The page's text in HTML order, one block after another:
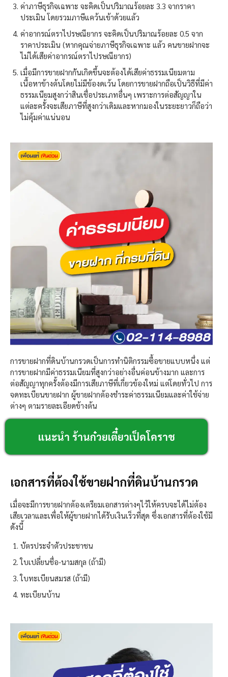
ค่าภาษีธุรกิจเฉพาะ จะคิดเป็นปริมาณร้อยละ 3.3 จากราคา
ประเมิน โดยรวมภาษีแคว้นเข้าด้วยแล้ว
ค่าอากรณ์ตราไปรษณียากร จะคิดเป็นปริมาณร้อยละ 0.5 จาก
ราคาประเมิน (หากคุณจ่ายภาษีธุรกิจเฉพาะ แล้ว คนขายฝากจะ
ไม่ได้เสียค่าอากรณ์ตราไปรษณียากร)
เมื่อมีการขายฝากกันเกิดขึ้นจะต้องได้เสียค่าธรรมเนียมตาม
เนื้อหาข้างต้นโดยไม่มีข้องดเว้น โดยการขายฝากถือเป็นวิธีที่มีค่า
ธรรมเนียมสูงกว่าสินเชื่อประเภทอื่นๆ เพราะการต่อสัญญาใน
แต่ละครั้งจะเสียภาษีที่สูงกว่าเดิมและหากมองในระยะยาวก็ถือว่า
ไม่คุ้มค่าแน่นอน
การขายฝากที่ดินบ้านกรวดเป็นการทำนิติกรรมซื้อขายแบบหนึ่ง แต่
การขายฝากมีค่าธรรมเนียมที่สูงกว่าอย่างอื่นค่อนข้างมาก และการ
ต่อสัญญาทุกครั้งต้องมีการเสียภาษีที่เกี่ยวข้องใหม่ แต่โดยทั่วไป การ
จดทะเบียนขายฝาก ผู้ขายฝากต้องชำระค่าธรรมเนียมและค่าใช้จ่าย
ต่างๆ ตามรายละเอียดข้างต้น
แนะนำ ร้านก๋วยเตี๋ยวเป็ดโคราช
เอกสารที่ต้องใช้ขายฝากที่ดินบ้านกรวด
เมื่อจะมีการขายฝากต้องเตรียมเอกสารต่างๆไว้ให้ครบจะได้ไม่ต้อง
เสียเวลาและเพื่อให้ผู้ขายฝากได้รับเงินเร็วที่สุด ซึ่งเอกสารที่ต้องใช้มี
ดังนี้
บัตรประจำตัวประชาชน
ใบเปลี่ยนชื่อ-นามสกุล (ถ้ามี)
ใบทะเบียนสมรส (ถ้ามี)
ทะเบียนบ้าน